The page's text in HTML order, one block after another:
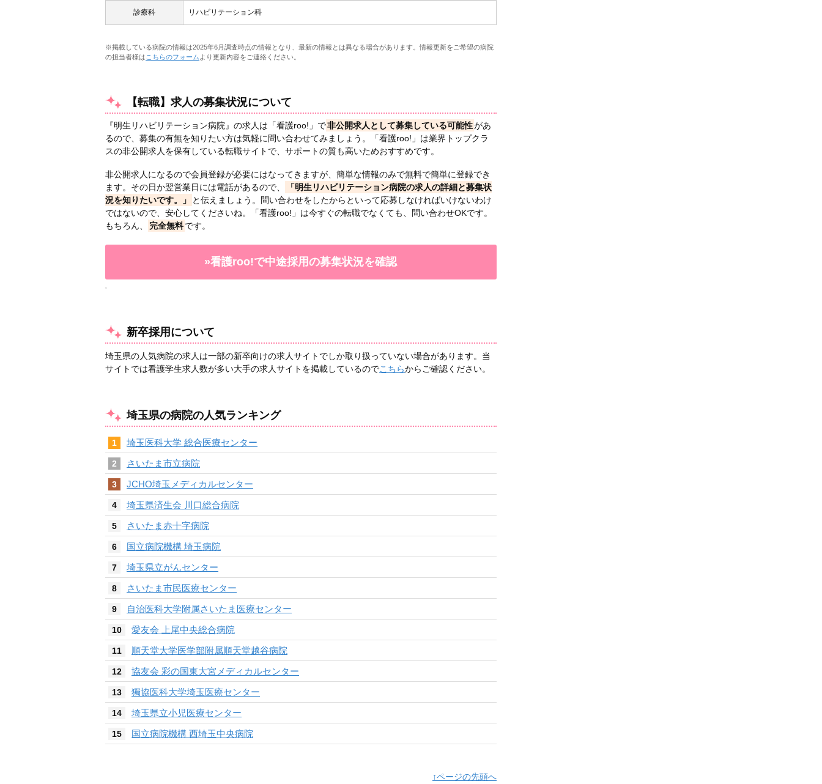
診療科 リハビリテーション科
※掲載している病院の情報は2025年6月調査時点の情報となり、最新の情報とは異なる場合があります。情報更新をご希望の病院
の担当者様は こちらのフォーム より更新内容をご連絡ください。
【転職】求人の募集状況について
『明生リハビリテーション病院』の求人は「看護roo!」で非公開求人として募集している可能性があ
るので、募集の有無を知りたい方は気軽に問い合わせてみましょう。「看護roo!」は業界トップクラ
スの非公開求人を保有している転職サイトで、サポートの質も高いためおすすめです。
非公開求人になるので会員登録が必要にはなってきますが、簡単な情報のみで無料で簡単に登録でき
ます。その日か翌営業日には電話があるので、
「明生リハビリテーション病院の求人の詳細と募集状
況を知りたいです。」
と伝えましょう。問い合わせをしたからといって応募しなければいけないわけ
ではないので、安心してくださいね。「看護roo!」は今すぐの転職でなくても、問い合わせOKです。
もちろん、
完全無料です。
»看護roo!で中途採用の募集状況を確認
新卒採用について
埼玉県の人気病院の求人は一部の新卒向けの求人サイトでしか取り扱っていない場合があります。当
サイトでは看護学生求人数が多い大手の求人サイトを掲載しているのでこちらからご確認ください。
埼玉県の病院の人気ランキング
1 埼玉医科大学 総合医療センター
2 さいたま市立病院
3 JCHO埼玉メディカルセンター
4 埼玉県済生会 川口総合病院
5 さいたま赤十字病院
6 国立病院機構 埼玉病院
7 埼玉県立がんセンター
8 さいたま市民医療センター
9 自治医科大学附属さいたま医療センター
10 愛友会 上尾中央総合病院
11 順天堂大学医学部附属順天堂越谷病院
12 協友会 彩の国東大宮メディカルセンター
13 獨協医科大学埼玉医療センター
14 埼玉県立小児医療センター
15 国立病院機構 西埼玉中央病院
↑ページの先頭へ